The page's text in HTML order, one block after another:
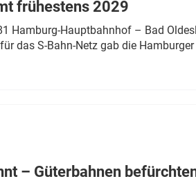
frühestens 2029
Hamburg-Hauptbahnhof – Bad
das S-Bahn-Netz gab die
– Güterbahnen